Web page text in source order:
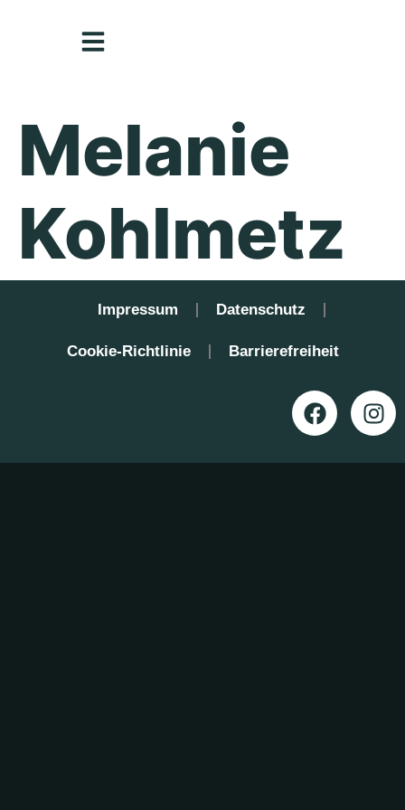
Melanie
Kohlmetz
Impressum Datenschutz
Cookie-Richtlinie Barrierefreiheit